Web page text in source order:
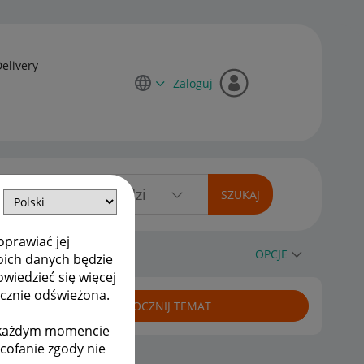
jej
danych będzie
się więcej
odświeżona.
momencie
zgody nie
Zaloguj
OPCJE
ROZPOCZNIJ TEMAT